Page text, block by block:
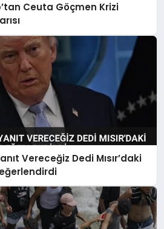
Ceuta Göçmen Krizi
Vereceğiz Dedi Mısır’daki